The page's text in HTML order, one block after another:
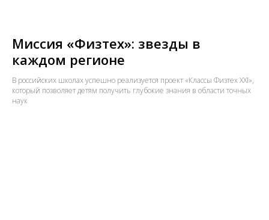
Миссия «Физтех»: звезды в
каждом регионе
В российских школах успешно реализуется проект «Классы Физтех XXI»,
который позволяет детям получить глубокие знания в области точных
наук